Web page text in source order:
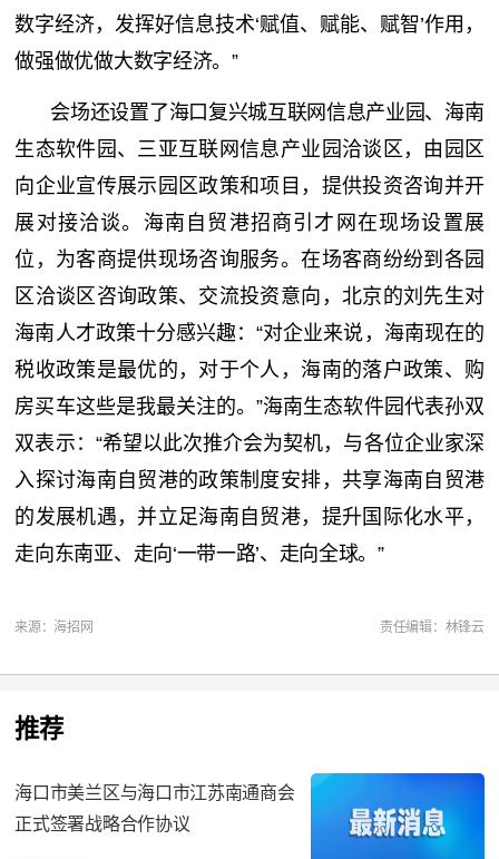
数字经济，发挥好信息技术‘赋值、赋能、赋智’作用，
做强做优做大数字经济。”
会场还设置了海口复兴城互联网信息产业园、海南
生态软件园、三亚互联网信息产业园洽谈区，由园区
向企业宣传展示园区政策和项目，提供投资咨询并开
展对接洽谈。海南自贸港招商引才网在现场设置展
位，为客商提供现场咨询服务。在场客商纷纷到各园
区洽谈区咨询政策、交流投资意向，北京的刘先生对
海南人才政策十分感兴趣：“对企业来说，海南现在的
税收政策是最优的，对于个人，海南的落户政策、购
房买车这些是我最关注的。”海南生态软件园代表孙双
双表示：“希望以此次推介会为契机，与各位企业家深
入探讨海南自贸港的政策制度安排，共享海南自贸港
的发展机遇，并立足海南自贸港，提升国际化水平，
走向东南亚、走向‘一带一路’、走向全球。”
来源：海招网 责任编辑：林锋云
推荐
海口市美兰区与海口市江苏南通商会
正式签署战略合作协议